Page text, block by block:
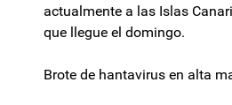
actualmente a las Islas
que llegue el domingo.
Brote de hantavirus en alta